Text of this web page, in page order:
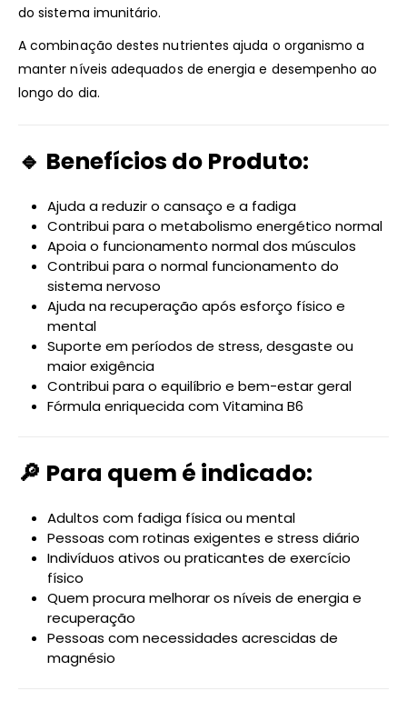
do sistema imunitário.
A combinação destes nutrientes ajuda o organismo a
manter níveis adequados de energia e desempenho ao
longo do dia.
🔹 Benefícios do Produto:
Ajuda a reduzir o cansaço e a fadiga
Contribui para o metabolismo energético normal
Apoia o funcionamento normal dos músculos
Contribui para o normal funcionamento do
sistema nervoso
Ajuda na recuperação após esforço físico e
mental
Suporte em períodos de stress, desgaste ou
maior exigência
Contribui para o equilíbrio e bem-estar geral
Fórmula enriquecida com Vitamina B6
🔎 Para quem é indicado:
Adultos com fadiga física ou mental
Pessoas com rotinas exigentes e stress diário
Indivíduos ativos ou praticantes de exercício
físico
Quem procura melhorar os níveis de energia e
recuperação
Pessoas com necessidades acrescidas de
magnésio